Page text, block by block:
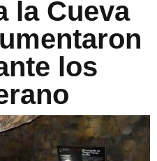
la Cueva
los